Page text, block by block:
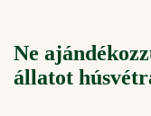
Ne
állatot